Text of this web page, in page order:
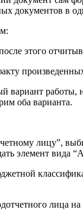
документов в
этого
работы,
оба варианта.
лицу”,
элемент вида
лица